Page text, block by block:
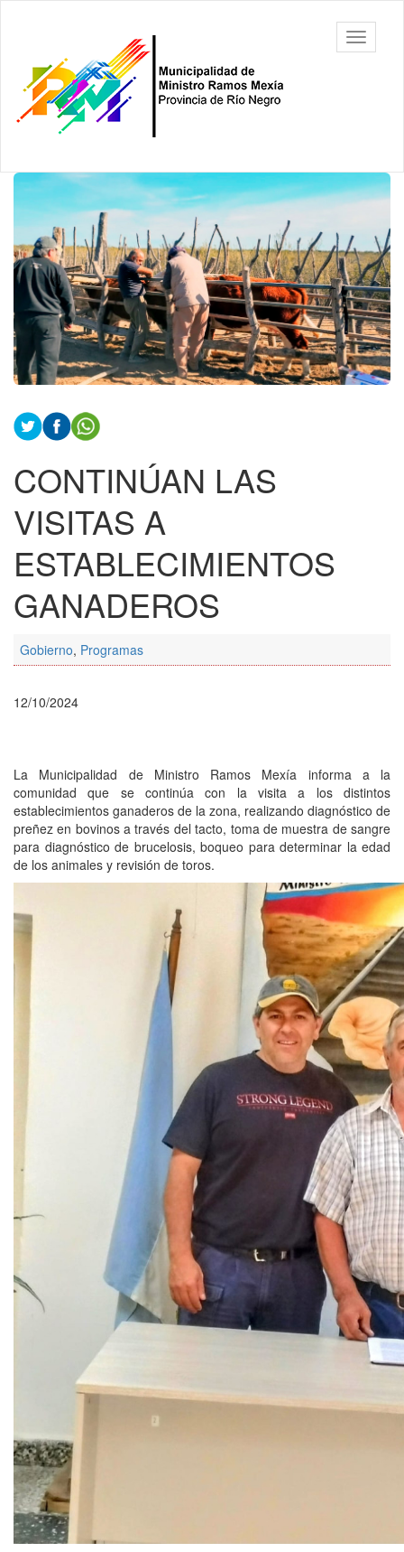
principalde Ministro
Ramos
Mexía, Río
Negro
barra
Contenido
principal
CONTINÚAN LAS
VISITAS A
ESTABLECIMIENTOS
GANADEROS
Gobierno, Programas
12/10/2024
La Municipalidad de Ministro Ramos Mexía informa a la
comunidad que se continúa con la visita a los distintos
establecimientos ganaderos de la zona, realizando diagnóstico de
preñez en bovinos a través del tacto, toma de muestra de sangre
para diagnóstico de brucelosis, boqueo para determinar la edad
de los animales y revisión de toros.